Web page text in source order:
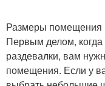
Размеры помещения
Первым делом,
раздевалки, вам
помещения. Если у